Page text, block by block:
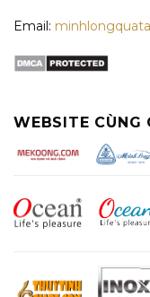
Email:
WEBSITE CÙNG